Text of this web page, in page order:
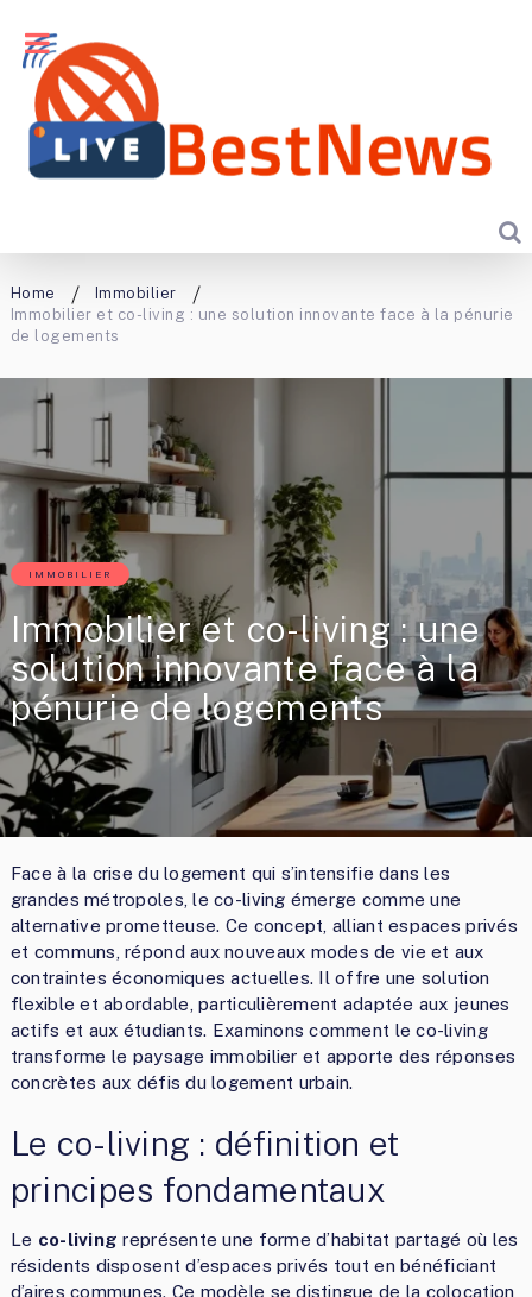
Home
Immobilier
Immobilier et co-living : une solution innovante face à la pénurie
de logements
IMMOBILIER
Immobilier et co-living : une
solution innovante face à la
pénurie de logements
Face à la crise du logement qui s’intensifie dans les
grandes métropoles, le co-living émerge comme une
alternative prometteuse. Ce concept, alliant espaces privés
et communs, répond aux nouveaux modes de vie et aux
contraintes économiques actuelles. Il offre une solution
flexible et abordable, particulièrement adaptée aux jeunes
actifs et aux étudiants. Examinons comment le co-living
transforme le paysage immobilier et apporte des réponses
concrètes aux défis du logement urbain.
Le co-living : définition et
principes fondamentaux
Le co-living représente une forme d’habitat partagé où les
résidents disposent d’espaces privés tout en bénéficiant
d’aires communes. Ce modèle se distingue de la colocation